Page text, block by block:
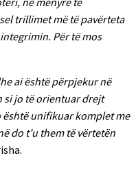
trillimet më të pavërteta
Për të mos
ai është përpjekur në
si jo të orientuar drejt
unifikuar komplet me
do t’u them të vërtetën